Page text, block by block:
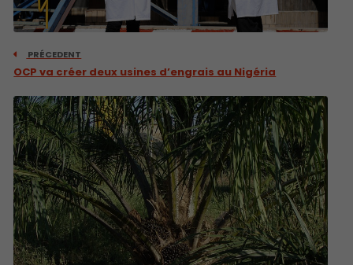
PRÉCEDENT
OCP va créer deux usines d’engrais au Nigéria